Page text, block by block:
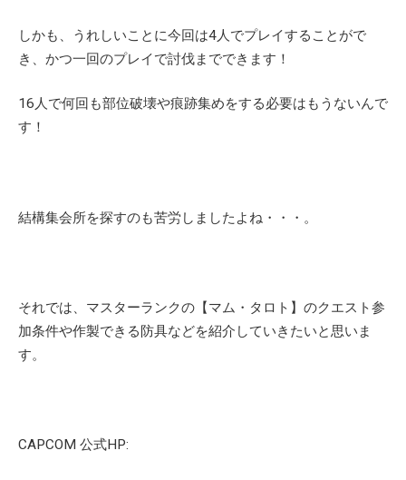
しかも、うれしいことに今回は4人でプレイすることがで
き、かつ一回のプレイで討伐までできます！
16人で何回も部位破壊や痕跡集めをする必要はもうないんで
す！
結構集会所を探すのも苦労しましたよね・・・。
それでは、マスターランクの【マム・タロト】のクエスト参
加条件や作製できる防具などを紹介していきたいと思いま
す。
CAPCOM 公式HP: